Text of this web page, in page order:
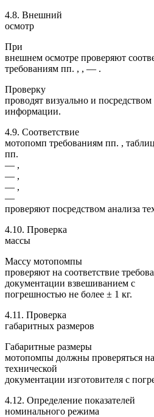
4.8. Внешний
осмотр
При
внешнем осмотре проверяют
требованиям пп. , , — .
Проверку
проводят визуально и
информации.
4.9. Соответствие
мотопомп требованиям пп. ,
пп.
— ,
— ,
— ,
—
проверяют посредством анализа
4.10. Проверка
массы
Массу мотопомпы
проверяют на соответствие
документации взвешиванием с
погрешностью не более ± 1 кг.
4.11. Проверка
габаритных размеров
Габаритные размеры
мотопомпы должны проверяться
технической
документации изготовителя с
4.12. Определение показателей
номинального режима